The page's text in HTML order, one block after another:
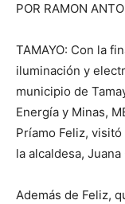
POR RAMON
TAMAYO: Con la
iluminación y
municipio de
Energía y Minas,
Príamo Feliz,
la alcaldesa,
Además de Feliz,